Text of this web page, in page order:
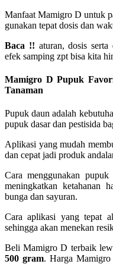
Manfaat Mamigro D untuk
gunakan tepat dosis dan
Baca !! aturan, dosis serta
efek samping zpt bisa kita
Mamigro D Pupuk
Tanaman
Pupuk daun adalah
pupuk dasar dan pestisida
Aplikasi yang mudah
dan cepat jadi produk
Cara menggunakan
meningkatkan ketahanan
bunga dan sayuran.
Cara aplikasi yang tepat
sehingga akan menekan
Beli Mamigro D terbaik
500 gram. Harga